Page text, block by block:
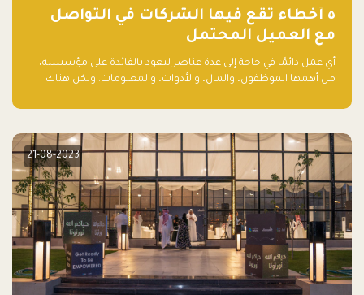
٥ أخطاء تقع فيها الشركات في التواصل
مع العميل المحتمل
أي عمل دائمًا في حاجة إلى عدة عناصر ليعود بالفائدة على مؤسسيه،
من أهمها الموظفون، والمال، والأدوات، والمعلومات. ولكن هناك
أساسه ذلك العمل.
21-08-2023